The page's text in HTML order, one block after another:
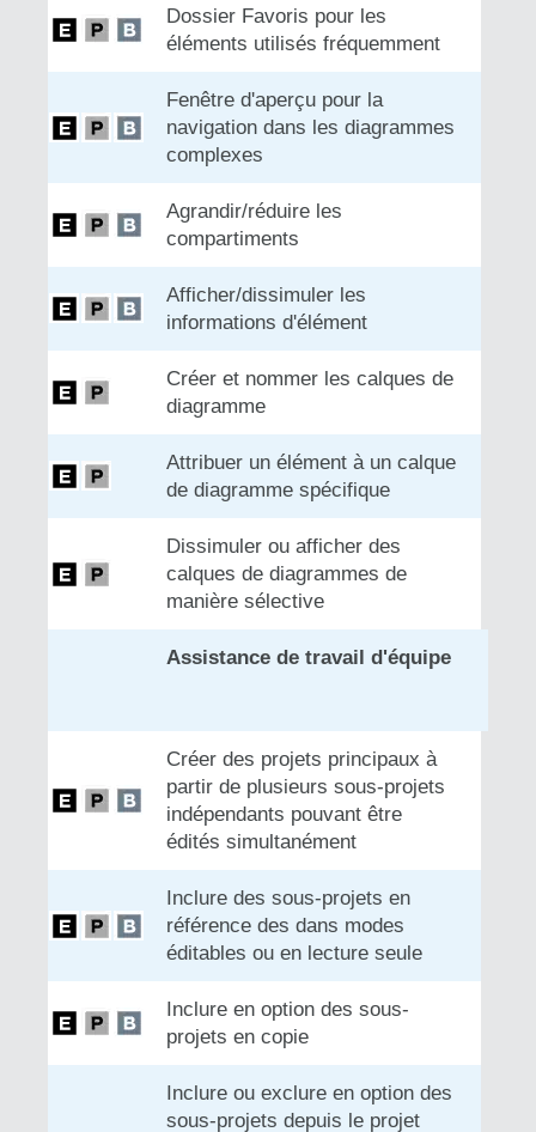
Dossier Favoris pour les
éléments utilisés fréquemment
Fenêtre d'aperçu pour la
navigation dans les diagrammes
complexes
Agrandir/réduire les
compartiments
Afficher/dissimuler les
informations d'élément
Créer et nommer les calques de
diagramme
Attribuer un élément à un calque
de diagramme spécifique
Dissimuler ou afficher des
calques de diagrammes de
manière sélective
Assistance de travail d'équipe
Créer des projets principaux à
partir de plusieurs sous-projets
indépendants pouvant être
édités simultanément
Inclure des sous-projets en
référence des dans modes
éditables ou en lecture seule
Inclure en option des sous-
projets en copie
Inclure ou exclure en option des
sous-projets depuis le projet